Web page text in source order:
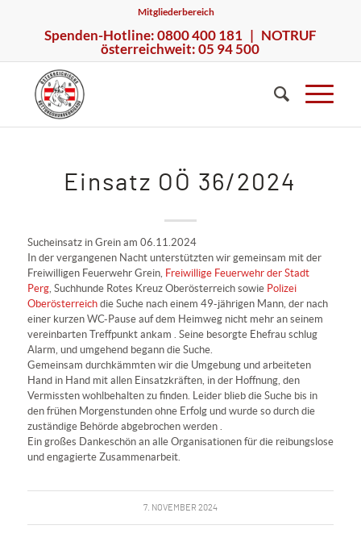
Mitgliederbereich
Spenden-Hotline: 0800 400 181 | NOTRUF
österreichweit: 05 94 500
Einsatz OÖ 36/2024
Sucheinsatz in Grein am 06.11.2024
In der vergangenen Nacht unterstützten wir gemeinsam mit der
Freiwilligen Feuerwehr Grein, Freiwillige Feuerwehr der Stadt
Perg, Suchhunde Rotes Kreuz Oberösterreichsowie Polizei
Oberösterreichdie Suche nach einem 49-jährigen Mann, der nach
einer kurzen WC-Pause auf dem Heimweg nicht mehr an seinem
vereinbarten Treffpunkt ankam . Seine besorgte Ehefrau schlug
Alarm, und umgehend begann die Suche.
Gemeinsam durchkämmten wir die Umgebung und arbeiteten
Hand in Hand mit allen Einsatzkräften, in der Hoffnung, den
Vermissten wohlbehalten zu finden. Leider blieb die Suche bis in
den frühen Morgenstunden ohne Erfolg und wurde so durch die
zuständige Behörde abgebrochen werden .
Ein großes Dankeschön an alle Organisationen für die reibungslose
und engagierte Zusammenarbeit.
7. NOVEMBER 2024